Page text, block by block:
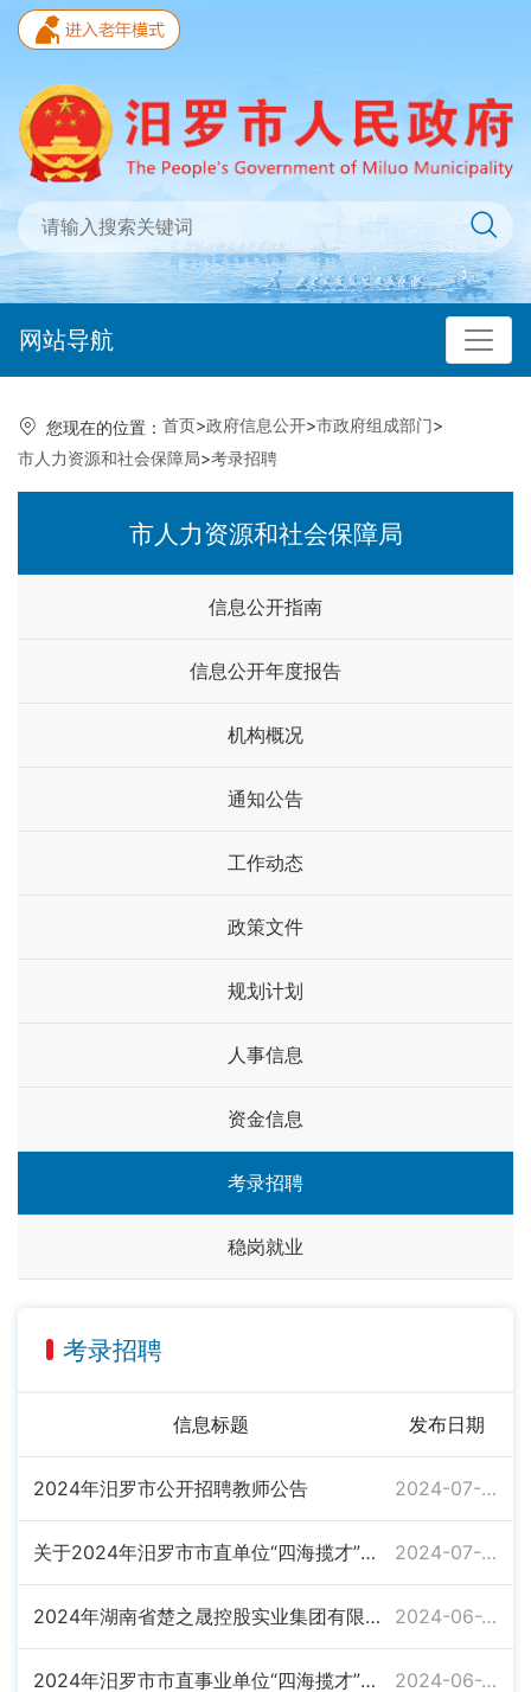
网站导航
您现在的位置： 首页>政府信息公开>市政府组成部门>
市人力资源和社会保障局>考录招聘
市人力资源和社会保障局
信息公开指南
信息公开年度报告
机构概况
通知公告
工作动态
政策文件
规划计划
人事信息
资金信息
考录招聘
稳岗就业
考录招聘
信息标题 发布日期
2024年汨罗市公开招聘教师公告 2024-07-04
关于2024年汨罗市市直单位“四海揽才”招聘递补入围体检人员公告 2024-07-02
2024年湖南省楚之晟控股实业集团有限公司、汨罗市文旅集团有限公司公开招聘正式员工笔试公告 2024-06-27
2024年汨罗市市直事业单位“四海揽才”招聘工作人员综合成绩及入围体检人员名单 2024-06-24